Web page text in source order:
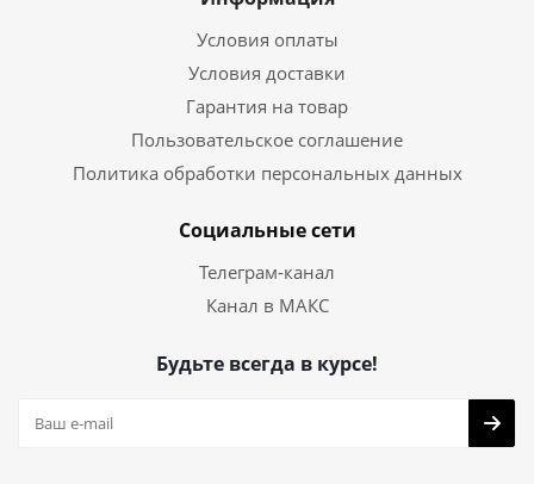
Условия оплаты
Условия доставки
Гарантия на товар
Пользовательское соглашение
Политика обработки персональных данных
Социальные сети
Телеграм-канал
Канал в МАКС
Будьте всегда в курсе!